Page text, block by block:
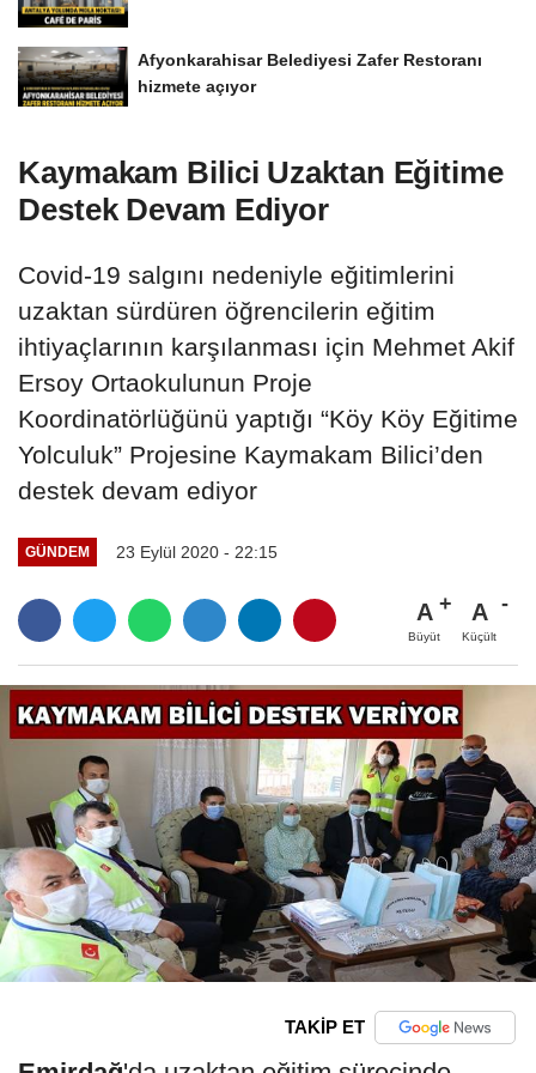
Afyonkarahisar Belediyesi Zafer Restoranı
hizmete açıyor
Kaymakam Bilici Uzaktan Eğitime
Destek Devam Ediyor
Covid-19 salgını nedeniyle eğitimlerini
uzaktan sürdüren öğrencilerin eğitim
ihtiyaçlarının karşılanması için Mehmet Akif
Ersoy Ortaokulunun Proje
Koordinatörlüğünü yaptığı “Köy Köy Eğitime
Yolculuk” Projesine Kaymakam Bilici’den
destek devam ediyor
GÜNDEM 23 Eylül 2020 - 22:15
A
Büyüt
A
Küçült
TAKİP ET